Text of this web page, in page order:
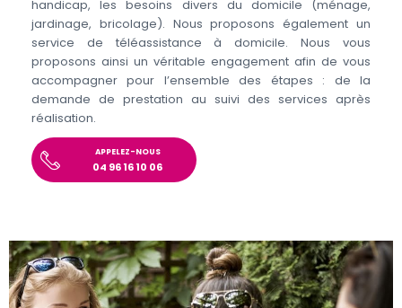
handicap, les besoins divers du domicile (ménage,
jardinage, bricolage). Nous proposons également un
service de téléassistance à domicile. Nous vous
proposons ainsi un véritable engagement afin de vous
accompagner pour l’ensemble des étapes : de la
demande de prestation au suivi des services après
réalisation.
APPELEZ-NOUS
04 96 16 10 06